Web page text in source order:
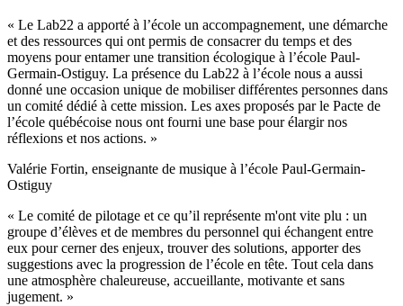
« Le Lab22 a apporté à l’école un accompagnement, une démarche
et des ressources qui ont permis de consacrer du temps et des
moyens pour entamer une transition écologique à l’école Paul-
Germain-Ostiguy. La présence du Lab22 à l’école nous a aussi
donné une occasion unique de mobiliser différentes personnes dans
un comité dédié à cette mission. Les axes proposés par le Pacte de
l’école québécoise nous ont fourni une base pour élargir nos
réflexions et nos actions. »
Valérie Fortin, enseignante de musique à l’école Paul-Germain-
Ostiguy
« Le comité de pilotage et ce qu’il représente m'ont vite plu : un
groupe d’élèves et de membres du personnel qui échangent entre
eux pour cerner des enjeux, trouver des solutions, apporter des
suggestions avec la progression de l’école en tête. Tout cela dans
une atmosphère chaleureuse, accueillante, motivante et sans
jugement. »